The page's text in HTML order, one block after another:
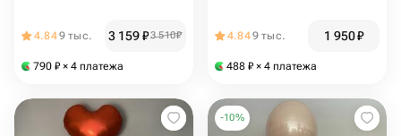
4.849 тыс. 3 159₽3 510₽
790 ₽ × 4 платежа
4.849 тыс. 1 950₽
488 ₽ × 4 платежа
-10%